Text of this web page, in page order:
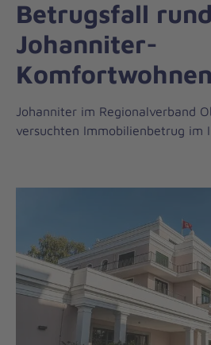
Betrugsfall
Johanniter-
Komfortwohnen
Johanniter im Regionalverband
versuchten Immobilienbetrug im